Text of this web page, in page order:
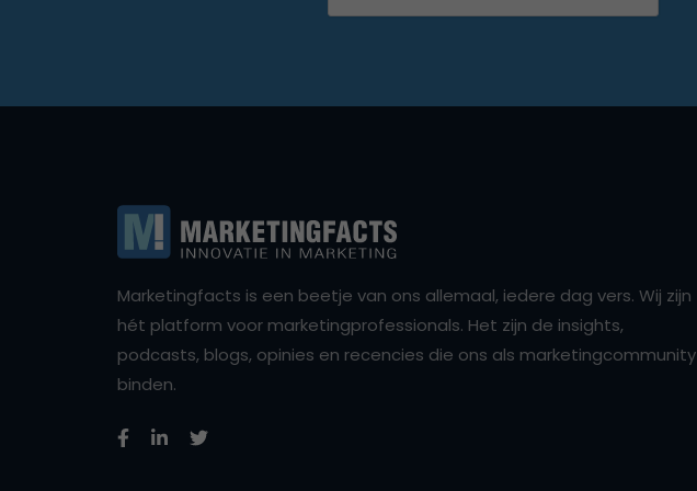
Marketingfacts is een beetje van ons allemaal, iedere dag vers. Wij zijn
hét platform voor marketingprofessionals. Het zijn de insights,
podcasts, blogs, opinies en recencies die ons als marketingcommunity
binden.